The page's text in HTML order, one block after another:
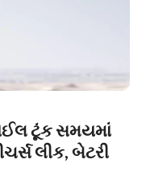
ટૂંક સમયમાં
લીક, બેટરી